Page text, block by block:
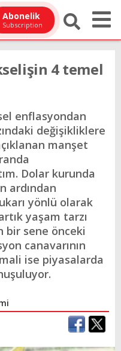
Abonelik
Subscription
4 temel
enflasyondan
değişikliklere
manşet
Dolar kurunda
ardından
yönlü olarak
yaşam tarzı
bir sene önceki
canavarının
ise piyasalarda